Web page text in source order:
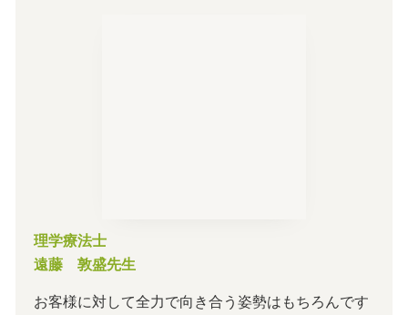
理学療法士
遠藤 敦盛先生
お客様に対して全力で向き合う姿勢はもちろんです